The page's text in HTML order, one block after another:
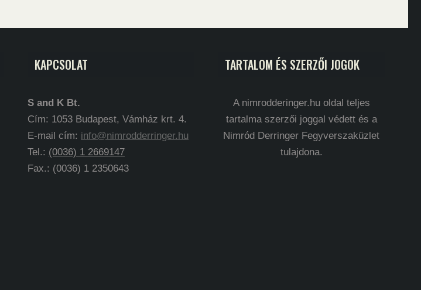
KAPCSOLAT
S and K Bt.
Cím: 1053 Budapest, Vámház krt. 4.
E-mail cím: info@nimrodderringer.hu
Tel.: (0036) 1 2669147
Fax.: (0036) 1 2350643
TARTALOM ÉS SZERZŐI JOGOK
A nimrodderinger.hu oldal teljes
tartalma szerzői joggal védett és a
Nimród Derringer Fegyverszaküzlet
tulajdona.